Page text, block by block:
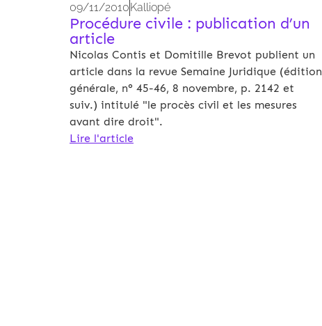
09/11/2010Kalliopé
Procédure civile : publication d’un
article
Nicolas Contis et Domitille Brevot publient un
article dans la revue Semaine Juridique (édition
générale, n° 45-46, 8 novembre, p. 2142 et
suiv.) intitulé "le procès civil et les mesures
avant dire droit".
Lire l'article